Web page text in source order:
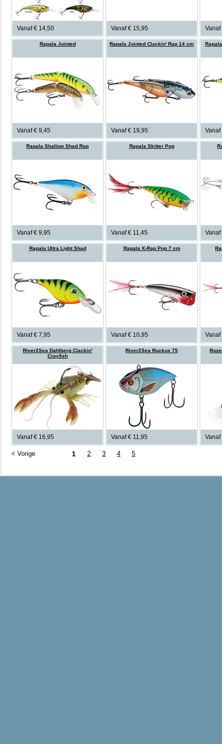
Vanaf € 14,50 Vanaf € 15,95
Rapala Jointed
Vanaf € 9,45
Rapala Jointed Clackin' Rap 14 cm
Vanaf € 19,95 Vanaf
Rapala Shallow Shad Rap
Vanaf € 9,95
Rapala Skitter Pop
Vanaf € 11,45
Rapala Ultra Light Shad
Vanaf € 7,95
Rapala X-Rap Pop 7 cm
Vanaf € 10,95
River2Sea Dahlberg Clackin'
Crayfish
Vanaf € 16,95
River2Sea Ruckus 75
Vanaf € 11,95 Vanaf
< Vorige 1 2 3 4 5